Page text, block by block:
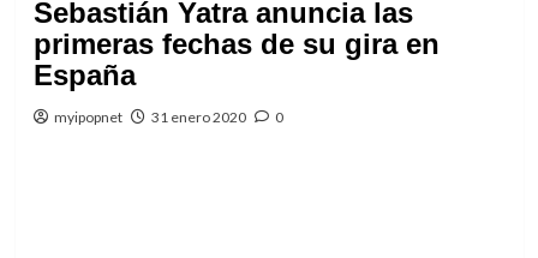
Sebastián Yatra anuncia las
primeras fechas de su gira en
España
myipopnet 31 enero 2020 0